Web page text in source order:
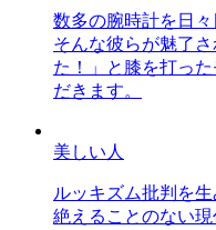
数多の腕時計を日々
そんな彼らが魅了
た！」と膝を打っ
だきます。
美しい人
ルッキズム批判を
絶えることのない